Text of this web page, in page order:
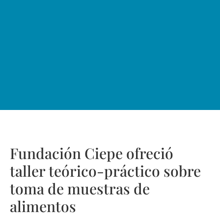
Fundación Ciepe ofreció
taller teórico-práctico sobre
toma de muestras de
alimentos